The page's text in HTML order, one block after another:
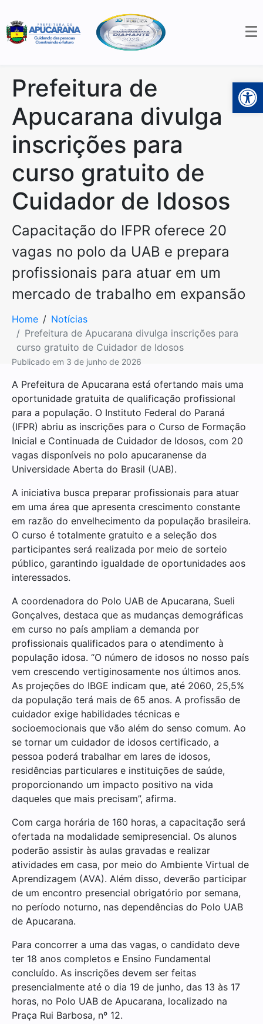
Prefeitura de
Apucarana divulga
inscrições para
curso gratuito de
Cuidador de Idosos
Capacitação do IFPR oferece 20
vagas no polo da UAB e prepara
profissionais para atuar em um
mercado de trabalho em expansão
Home
Notícias
Prefeitura de Apucarana divulga inscrições para
curso gratuito de Cuidador de Idosos
Publicado em 3 de junho de 2026
A Prefeitura de Apucarana está ofertando mais uma
oportunidade gratuita de qualificação profissional
para a população. O Instituto Federal do Paraná
(IFPR) abriu as inscrições para o Curso de Formação
Inicial e Continuada de Cuidador de Idosos, com 20
vagas disponíveis no polo apucaranense da
Universidade Aberta do Brasil (UAB).
A iniciativa busca preparar profissionais para atuar
em uma área que apresenta crescimento constante
em razão do envelhecimento da população brasileira.
O curso é totalmente gratuito e a seleção dos
participantes será realizada por meio de sorteio
público, garantindo igualdade de oportunidades aos
interessados.
A coordenadora do Polo UAB de Apucarana, Sueli
Gonçalves, destaca que as mudanças demográficas
em curso no país ampliam a demanda por
profissionais qualificados para o atendimento à
população idosa. “O número de idosos no nosso país
vem crescendo vertiginosamente nos últimos anos.
As projeções do IBGE indicam que, até 2060, 25,5%
da população terá mais de 65 anos. A profissão de
cuidador exige habilidades técnicas e
socioemocionais que vão além do senso comum. Ao
se tornar um cuidador de idosos certificado, a
pessoa poderá trabalhar em lares de idosos,
residências particulares e instituições de saúde,
proporcionando um impacto positivo na vida
daqueles que mais precisam”, afirma.
Com carga horária de 160 horas, a capacitação será
ofertada na modalidade semipresencial. Os alunos
poderão assistir às aulas gravadas e realizar
atividades em casa, por meio do Ambiente Virtual de
Aprendizagem (AVA). Além disso, deverão participar
de um encontro presencial obrigatório por semana,
no período noturno, nas dependências do Polo UAB
de Apucarana.
Para concorrer a uma das vagas, o candidato deve
ter 18 anos completos e Ensino Fundamental
concluído. As inscrições devem ser feitas
presencialmente até o dia 19 de junho, das 13 às 17
horas, no Polo UAB de Apucarana, localizado na
Praça Rui Barbosa, nº 12.